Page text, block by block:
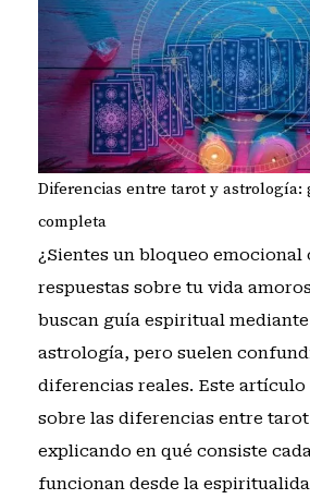
Diferencias entre tarot y
completa
¿Sientes un bloqueo emocional
respuestas sobre tu vida
buscan guía espiritual
astrología, pero suelen
diferencias reales. Este
sobre las diferencias entre
explicando en qué consiste
funcionan desde la